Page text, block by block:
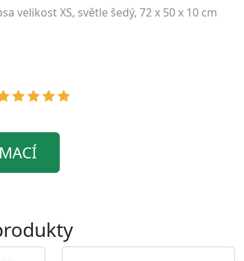
velikost XS, světle šedý, 72 x 50 x 10 cm